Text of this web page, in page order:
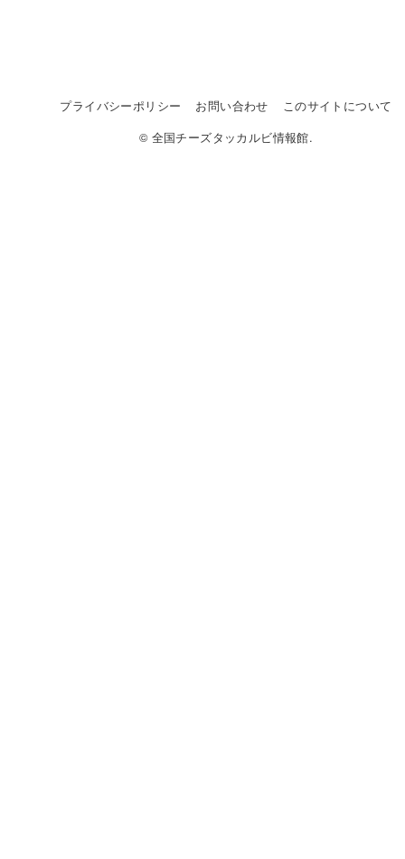
プライバシーポリシー お問い合わせ
このサイトについて
© 全国チーズタッカルビ情報館.